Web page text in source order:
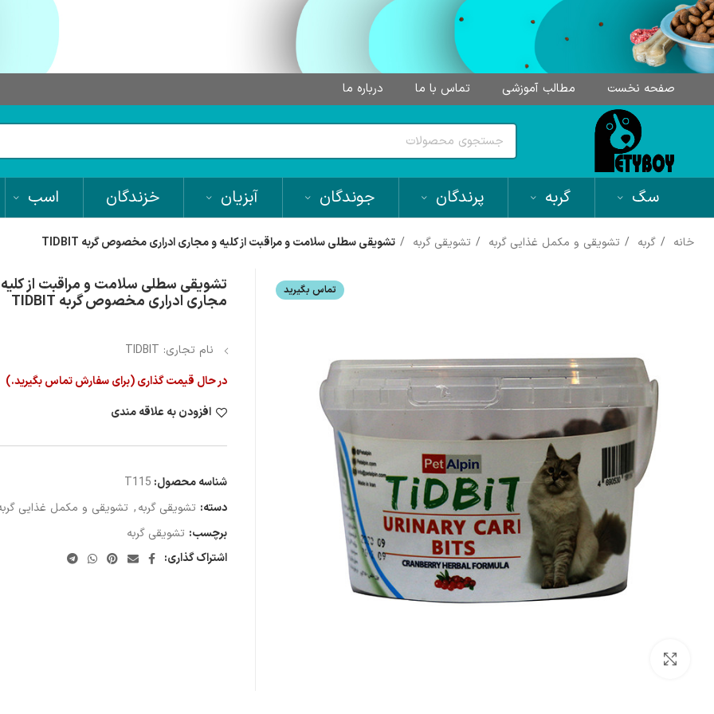
صفحه نخست مطالب آموزشی تماس با ما درباره ما
سگ گربه پرندگان جوندگان آبزیان خزندگان اسب
خانه گربه تشویقی و مکمل غذایی گربه تشویقی گربه تشویقی سطلی سلامت و مراقبت از کلیه و مجاری ادراری مخصوص گربه TIDBIT
تماس بگیرید تشویقی سطلی سلامت و مراقبت از
مجاری ادراری مخصوص گربه TIDBIT
نام تجاری: TIDBIT
در حال قیمت گذاری (برای سفارش تماس بگیرید.)
افزودن به علاقه مندی
شناسه محصول: T115
دسته: تشویقی گربه, تشویقی و مکمل غذایی
برچسب: تشویقی گربه
اشتراک گذاری: